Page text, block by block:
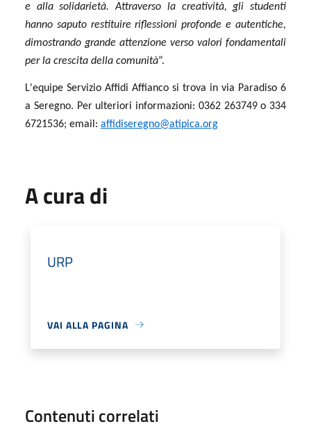
e alla solidarietà. Attraverso la creatività, gli studenti
hanno saputo restituire riflessioni profonde e autentiche,
dimostrando grande attenzione verso valori fondamentali
per la crescita della comunità”.
L'equipe Servizio Affidi Affianco si trova in via Paradiso 6
a Seregno. Per ulteriori informazioni: 0362 263749 o 334
6721536; email: affidiseregno@atipica.org
A cura di
URP
VAI ALLA PAGINA
Contenuti correlati